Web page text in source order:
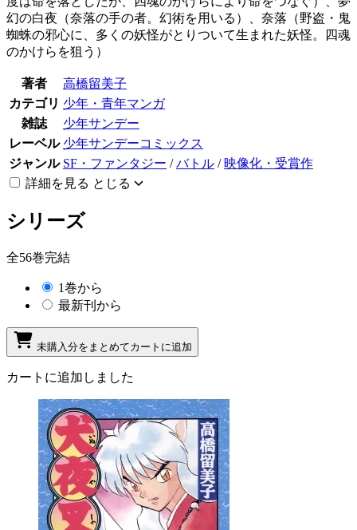
幻の白夜（奈落の手の者。幻術を用いる）、奈落（野盗・鬼
蜘蛛の邪心に、多くの妖怪がとりついて生まれた妖怪。四魂
のかけらを狙う）
著者
高橋留美子
カテゴリ 少年・青年マンガ
雑誌
少年サンデー
レーベル 少年サンデーコミックス
ジャンル SF・ファンタジー /バトル / 映像化・受賞作
詳細を見る とじる
シリーズ
全56巻完結
1巻から
最新刊から
未購入分をまとめてカートに追加
カートに追加しました